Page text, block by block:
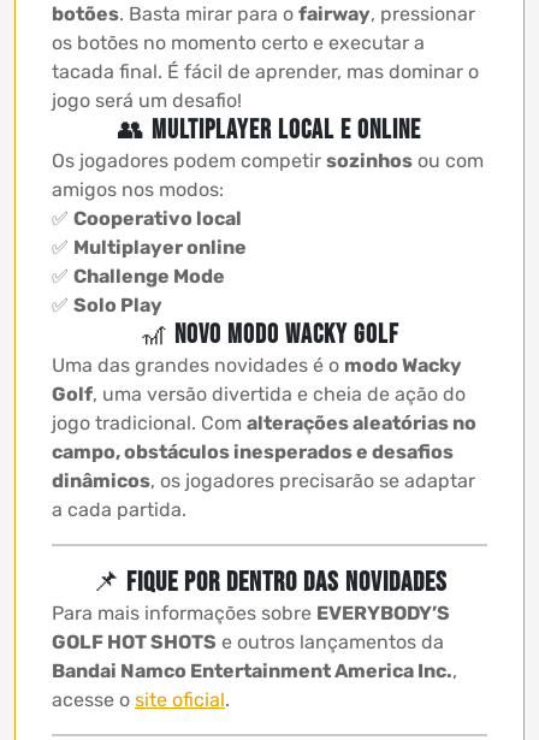
botões. Basta mirar para o fairway, pressionar
os botões no momento certo e executar a
tacada final. É fácil de aprender, mas dominar o
jogo será um desafio!
👥 Multiplayer local e online
Os jogadores podem competir sozinhos ou com
amigos nos modos:
✅ Cooperativo local
✅ Multiplayer online
✅ Challenge Mode
✅ Solo Play
🎢 Novo modo Wacky Golf
Uma das grandes novidades é o modo Wacky
Golf, uma versão divertida e cheia de ação do
jogo tradicional. Com alterações aleatórias no
campo, obstáculos inesperados e desafios
dinâmicos, os jogadores precisarão se adaptar
a cada partida.
📌 Fique por dentro das novidades
Para mais informações sobre EVERYBODY’S
GOLF HOT SHOTS e outros lançamentos da
Bandai Namco Entertainment America Inc.,
acesse o site oficial.